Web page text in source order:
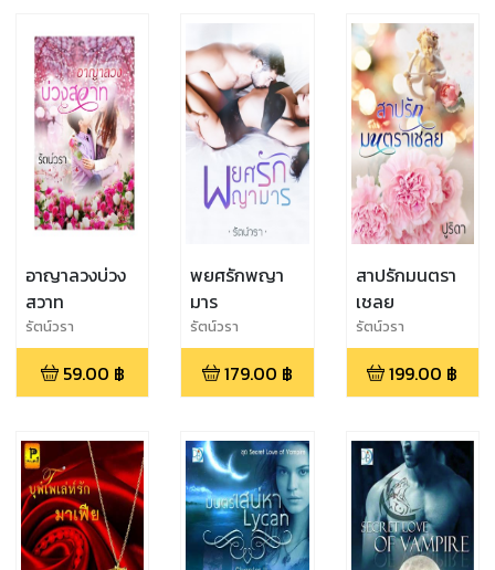
อาญาลวงบ่วง
สวาท
รัตน์วรา
59.00 ฿
พยศรักพญา
มาร
รัตน์วรา
179.00 ฿
สาปรักมนตรา
เชลย
รัตน์วรา
199.00 ฿